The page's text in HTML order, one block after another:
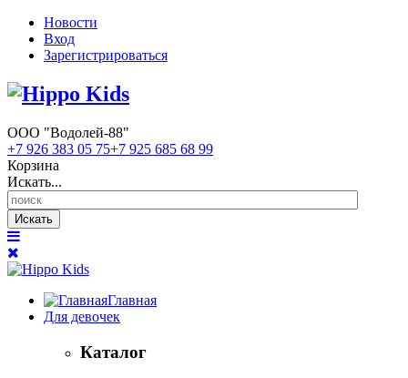
Новости
Вход
Зарегистрироваться
ООО "Водолей-88"
+7 926 383 05 75+7 925 685 68 99
Корзина
Искать...
Искать
Главная
Для девочек
Каталог